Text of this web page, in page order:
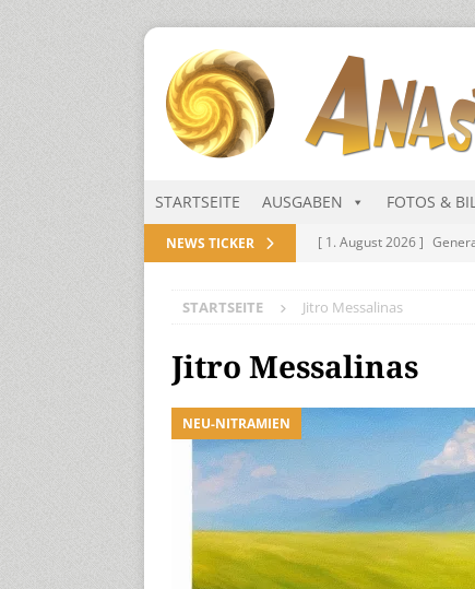
STARTSEITE AUSGABEN FOTOS &
NEWS TICKER [ 1. August 2026 ]
[ 1. August 2026 ]
[ 31. Juli 2026 ]
[ 1. August 2026 ]
Die
STARTSEITE Jitro Messalinas
Jitro Messalinas
NEU-NITRAMIEN